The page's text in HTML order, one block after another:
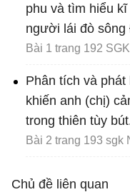
phu và tìm hiểu
người lái đò sông
Bài 1 trang 192
Phân tích và
khiến anh (chị)
trong thiên tùy
Bài 2 trang 193 sgk
Chủ đề liên quan